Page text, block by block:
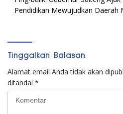
Pendidikan Mewujudkan Daerah
Tinggalkan Balasan
Alamat email Anda tidak akan
ditandai *